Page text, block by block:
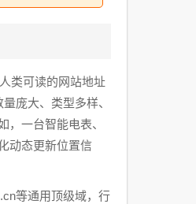
类可读的网站地址
庞大、类型多样、
一台智能电表、
动态更新位置信
等通用顶级域，行